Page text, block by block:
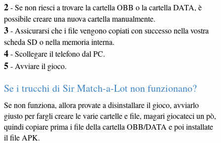
2- Se non riesci a trovare la cartella OBB o la cartella DATA, è
possibile creare una nuova cartella manualmente.
3- Assicurarsi che i file vengono copiati con successo nella vostra
scheda SD o nella memoria interna.
4- Scollegare il telefono dal PC.
5- Avviare il gioco.
Se i trucchi di Sir Match-a-Lot non funzionano?
Se non funziona, allora provate a disinstallare il gioco, avviarlo
giusto per fargli creare le varie cartelle e file, magari giocateci un pò,
quindi copiare prima i file della cartella OBB/DATA e poi installate
il file APK.